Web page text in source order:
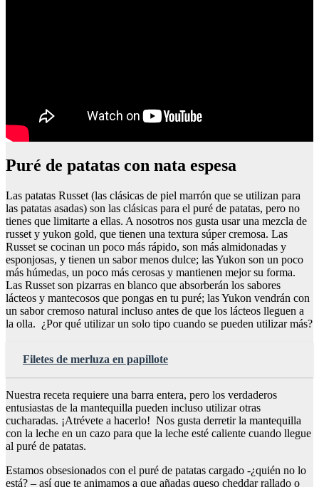
Puré de patatas con nata espesa
Las patatas Russet (las clásicas de piel marrón que se utilizan para
las patatas asadas) son las clásicas para el puré de patatas, pero no
tienes que limitarte a ellas. A nosotros nos gusta usar una mezcla de
russet y yukon gold, que tienen una textura súper cremosa. Las
Russet se cocinan un poco más rápido, son más almidonadas y
esponjosas, y tienen un sabor menos dulce; las Yukon son un poco
más húmedas, un poco más cerosas y mantienen mejor su forma.
Las Russet son pizarras en blanco que absorberán los sabores
lácteos y mantecosos que pongas en tu puré; las Yukon vendrán con
un sabor cremoso natural incluso antes de que los lácteos lleguen a
la olla. ¿Por qué utilizar un solo tipo cuando se pueden utilizar más?
Filetes de merluza en papillote
Nuestra receta requiere una barra entera, pero los verdaderos
entusiastas de la mantequilla pueden incluso utilizar otras
cucharadas. ¡Atrévete a hacerlo! Nos gusta derretir la mantequilla
con la leche en un cazo para que la leche esté caliente cuando llegue
al puré de patatas.
Estamos obsesionados con el puré de patatas cargado -¿quién no lo
está? – así que te animamos a que añadas queso cheddar rallado o